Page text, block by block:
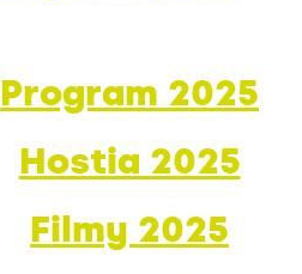
Program 2025
Hostia 2025
Filmy 2025